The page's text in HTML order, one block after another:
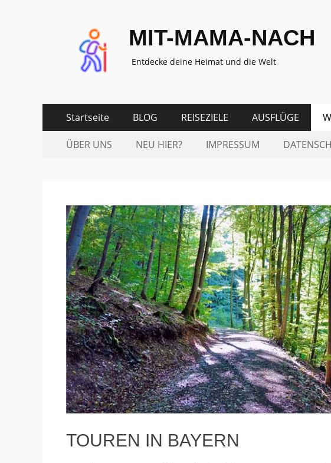
MIT-MAMA-NACH
Entdecke deine Heimat und die Welt
Erstes
Menü
Inhalt:
Startseite BLOG REISEZIELE AUSFLÜGE
Zweites
Zum
Inhalt:
ÜBER UNS NEU HIER? IMPRESSUM
TOUREN IN BAYERN